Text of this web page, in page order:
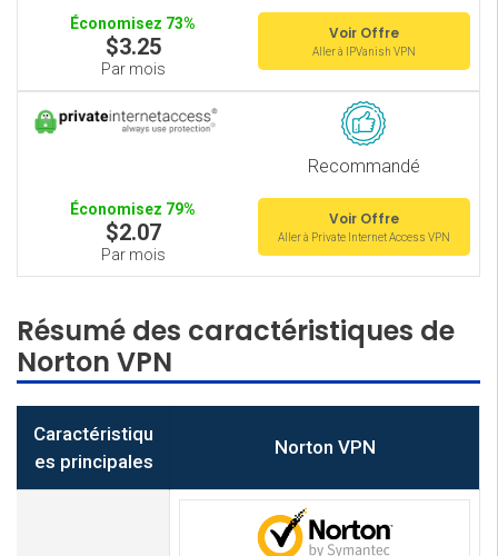
Économisez 73%
$3.25
Par mois
Voir Offre
Aller à IPVanish VPN
Recommandé
Économisez 79%
$2.07
Par mois
Voir Offre
Aller à Private Internet Access VPN
Résumé des caractéristiques de
Norton VPN
Caractéristiqu
es principales
Norton VPN